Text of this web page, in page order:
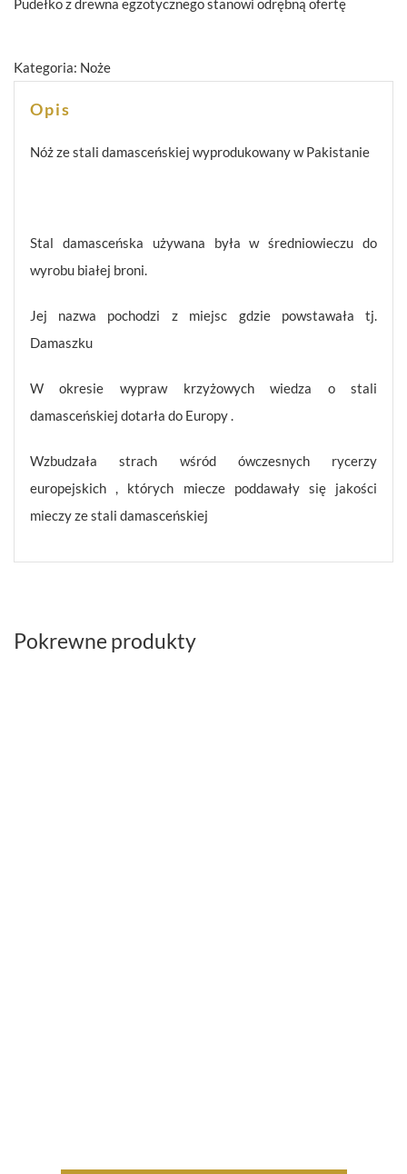
Pudełko z drewna egzotycznego stanowi odrębną ofertę
Kategoria: Noże
Opis
Nóż ze stali damasceńskiej wyprodukowany w Pakistanie
Stal damasceńska używana była w średniowieczu do
wyrobu białej broni.
Jej nazwa pochodzi z miejsc gdzie powstawała tj.
Damaszku
W okresie wypraw krzyżowych wiedza o stali
damasceńskiej dotarła do Europy .
Wzbudzała strach wśród ówczesnych rycerzy
europejskich , których miecze poddawały się jakości
mieczy ze stali damasceńskiej
Pokrewne produkty